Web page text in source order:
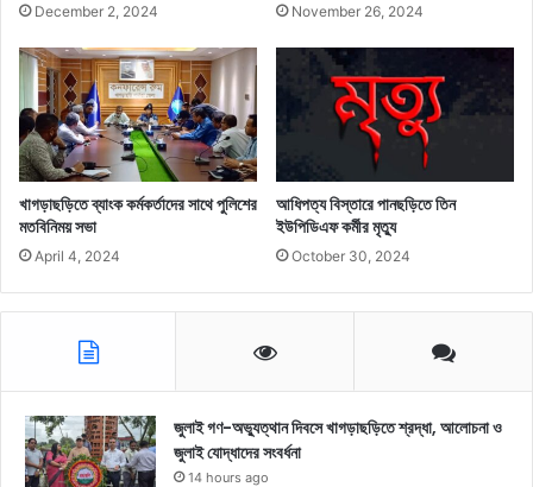
December 2, 2024 November 26, 2024
খাগড়াছড়িতে ব্যাংক কর্মকর্তাদের সাথে পুলিশের
মতবিনিময় সভা
April 4, 2024
আধিপত্য বিস্তারে পানছড়িতে তিন
ইউপিডিএফ কর্মীর মৃত্যু
October 30, 2024
জুলাই গণ-অভ্যুত্থান দিবসে খাগড়াছড়িতে শ্রদ্ধা, আলোচনা ও
জুলাই যোদ্ধাদের সংবর্ধনা
14 hours ago